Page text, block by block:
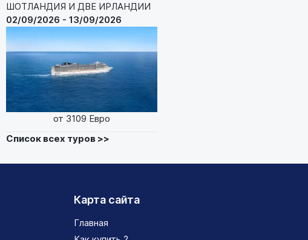
ШОТЛАНДИЯ И ДВЕ ИРЛАНДИИ
02/09/2026 - 13/09/2026
от 3109 Евро
Список всех туров >>
Карта сайта
Главная